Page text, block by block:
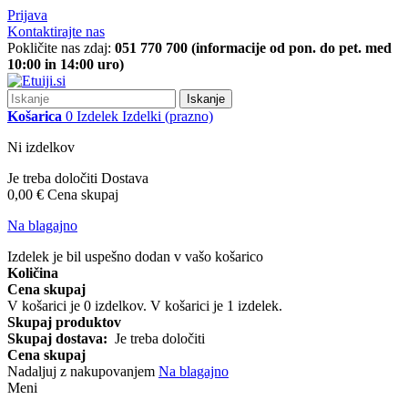
Prijava
Kontaktirajte nas
Pokličite nas zdaj: 051 770 700 (informacije od pon. do pet. med
10:00 in 14:00 uro)
Iskanje
Košarica 0 Izdelek Izdelki (prazno)
Ni izdelkov
Je treba določiti Dostava
0,00 € Cena skupaj
Na blagajno
Izdelek je bil uspešno dodan v vašo košarico
Količina
Cena skupaj
V košarici je 0 izdelkov. V košarici je 1 izdelek.
Skupaj produktov
Skupaj dostava: Je treba določiti
Cena skupaj
Nadaljuj z nakupovanjem Na blagajno
Meni